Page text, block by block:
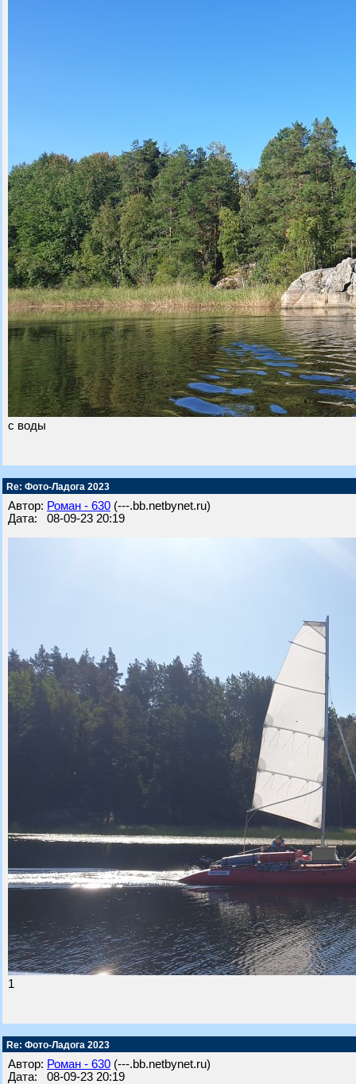
с воды
Re: Фото-Ладога 2023
Автор: Роман - 630 (---.bb.netbynet.ru)
Дата: 08-09-23 20:19
1
Re: Фото-Ладога 2023
Автор: Роман - 630 (---.bb.netbynet.ru)
Дата: 08-09-23 20:19